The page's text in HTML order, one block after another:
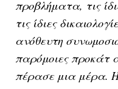
προβλήματα, τις
τις ίδιες
ανόθευτη
παρόμοιες προκάτ
πέρασε μια μέρα. Η